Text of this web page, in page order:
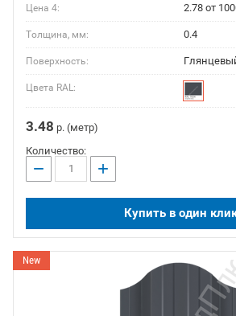
Цена 4: 2.78 от
Толщина, мм: 0.4
Поверхность:
Цвета RAL:
3.48 р. (метр)
Количество:
− +
Купить в один
New